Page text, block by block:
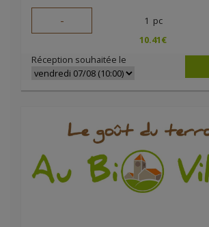
- 1 pc
10.41€
Réception souhaitée le